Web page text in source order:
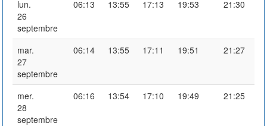
lun.
26
septembre
06:13 13:55 17:13 19:53 21:30
mar.
27
septembre
06:14 13:55 17:11 19:51 21:27
mer.
28
septembre
06:16 13:54 17:10 19:49 21:25